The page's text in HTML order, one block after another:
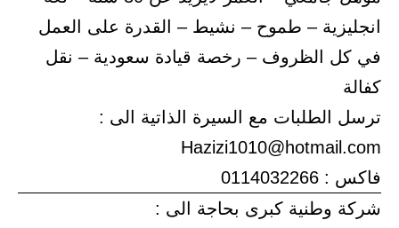
انجليزية – طموح – نشيط – القدرة على العمل
في كل الظروف – رخصة قيادة سعودية – نقل
كفالة
ترسل الطلبات مع السيرة الذاتية الى :
Hazizi1010@hotmail.com
فاكس : 0114032266
شركة وطنية كبرى بحاجة الى :